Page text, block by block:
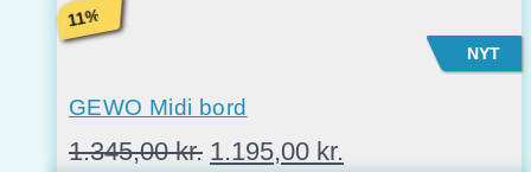
11%
NYT
GEWO Midi bord
1.345,00kr. Den
1.195,00 kr.